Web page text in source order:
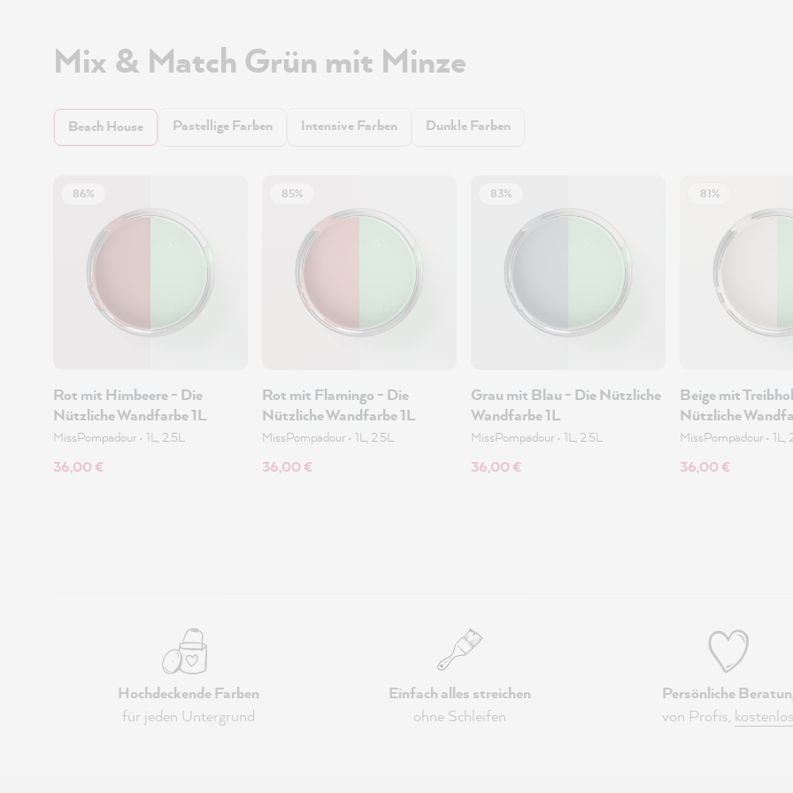
Mix & Match Grün mit Minze
Beach House Pastellige Farben Intensive Farben Dunkle Farben
86%
Rot mit Himbeere - Die
Nützliche Wandfarbe 1L
MissPompadour • 1L, 2.5L
36,00 €
85%
Rot mit Flamingo - Die
Nützliche Wandfarbe 1L
MissPompadour • 1L, 2.5L
36,00 €
83%
Grau mit Blau - Die Nützliche
Wandfarbe 1L
MissPompadour • 1L, 2.5L
36,00 €
81%
Beige mit
Nützliche
MissPompadour • 1L,
36,00 €
Hochdeckende Farben
für jeden Untergrund
Einfach alles streichen
ohne Schleifen
Persönliche
von Profis, kostenlos